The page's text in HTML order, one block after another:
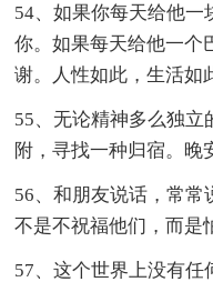
54、如果你每天给他一
你。如果每天给他一个
谢。人性如此，生活如
55、无论精神多么独立
附，寻找一种归宿。晚
56、和朋友说话，常
不是不祝福他们，而是
57、这个世界上没有任